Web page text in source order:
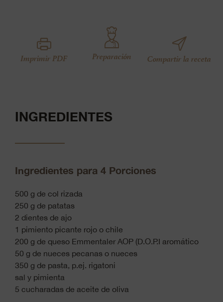
Imprimir PDF Preparación Compartir la receta
INGREDIENTES
Ingredientes para 4 Porciones
500 g de col rizada
250 g de patatas
2 dientes de ajo
1 pimiento picante rojo o chile
200 g de queso Emmentaler AOP (D.O.P.I aromático
50 g de nueces pecanas o nueces
350 g de pasta, p.ej. rigatoni
sal y pimienta
5 cucharadas de aceite de oliva